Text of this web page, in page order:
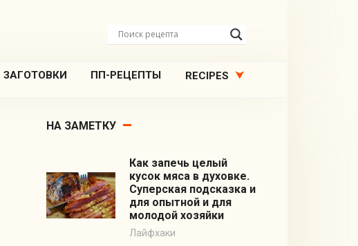
ЗАГОТОВКИ ПП-РЕЦЕПТЫ RECIPES
НА ЗАМЕТКУ
Как запечь целый
кусок мяса в духовке.
Суперская подсказка и
для опытной и для
молодой хозяйки
Лайфхаки